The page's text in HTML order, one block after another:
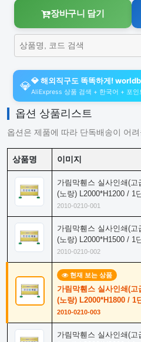
장바구니 담기
💎💎 해외직구도 똑똑하게!
AliExpress 상품 검색 + 한국어 + 포인
옵션 상품리스트
옵션은 제품에 따라 단독배송이 어
상품명 이미지
가림막휀스 실사인쇄(고
(노랑) L2000*H1200 / 1
2010-0210-001
가림막휀스 실사인쇄(고
(노랑) L2000*H1500 / 1
2010-0210-002
현재 보는 상품
가림막휀스 실사인쇄(고
(노랑) L2000*H1800 / 1
2010-0210-003
가림막휀스 실사인쇄(고